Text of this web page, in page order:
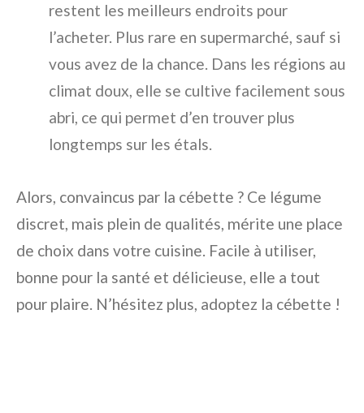
restent les meilleurs endroits pour
l’acheter. Plus rare en supermarché, sauf si
vous avez de la chance. Dans les régions au
climat doux, elle se cultive facilement sous
abri, ce qui permet d’en trouver plus
longtemps sur les étals.
Alors, convaincus par la cébette ? Ce légume
discret, mais plein de qualités, mérite une place
de choix dans votre cuisine. Facile à utiliser,
bonne pour la santé et délicieuse, elle a tout
pour plaire. N’hésitez plus, adoptez la cébette !